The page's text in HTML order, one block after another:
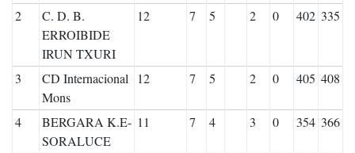
2
C. D. B.
ERROIBIDE
IRUN TXURI
12 7 5 2 0 402 335
3
CD Internacional
Mons
12 7 5 2 0 405 408
4
BERGARA K.E-
SORALUCE
11 7 4 3 0 354 366